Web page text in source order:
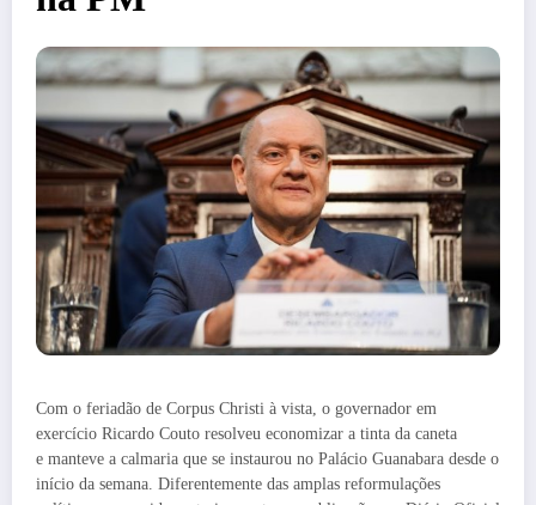
Com o feriadão de Corpus Christi à vista, o governador em
exercício Ricardo Couto resolveu economizar a tinta da caneta
e manteve a calmaria que se instaurou no Palácio Guanabara desde o
início da semana. Diferentemente das amplas reformulações